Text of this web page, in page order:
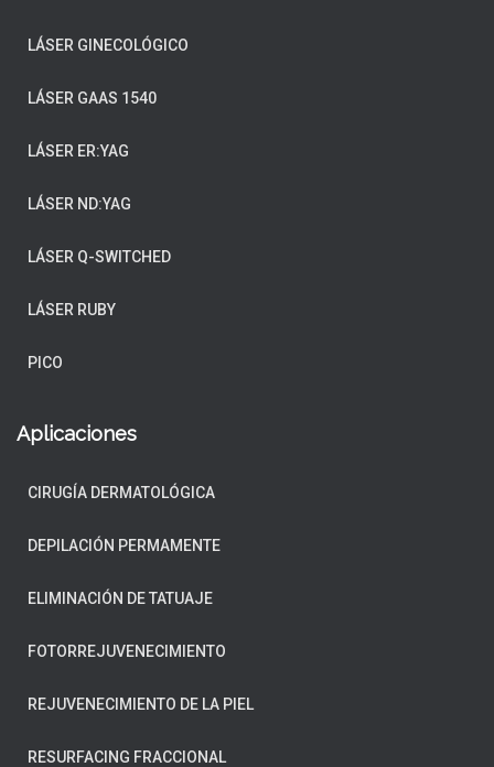
LÁSER GINECOLÓGICO
LÁSER GAAS 1540
LÁSER ER:YAG
LÁSER ND:YAG
LÁSER Q-SWITCHED
LÁSER RUBY
PICO
Aplicaciones
CIRUGÍA DERMATOLÓGICA
DEPILACIÓN PERMAMENTE
ELIMINACIÓN DE TATUAJE
FOTORREJUVENECIMIENTO
REJUVENECIMIENTO DE LA PIEL
RESURFACING FRACCIONAL